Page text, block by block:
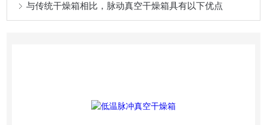
与传统干燥箱相比，脉动真空干燥箱具有以下优点